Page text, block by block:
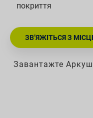
покриття
ЗВ’ЯЖІТЬСЯ З
Завантажте